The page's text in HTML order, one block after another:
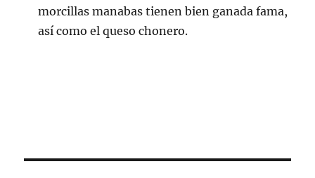
morcillas manabas tienen bien ganada fama,
así como el queso chonero.